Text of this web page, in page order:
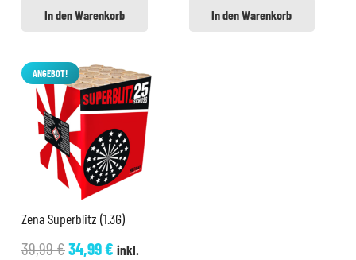
In den Warenkorb In den Warenkorb
ANGEBOT!
Zena Superblitz (1.3G)
39,99€Ursprünglicher
34,99€Aktueller
inkl.